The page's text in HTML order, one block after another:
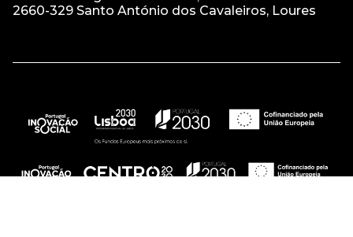
2660-329 Santo António dos Cavaleiros, Loures